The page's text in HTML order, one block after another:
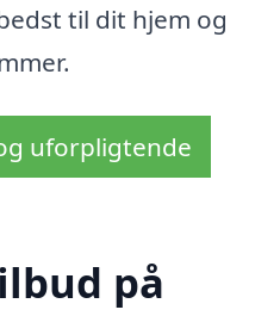
til dit hjem og
uforpligtende
på